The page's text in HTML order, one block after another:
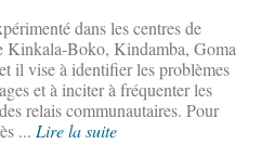
dans les centres de
Kinkala-Boko, Kindamba, Goma
il vise à identifier les problèmes
et à inciter à fréquenter les
relais communautaires. Pour
... Lire la suite